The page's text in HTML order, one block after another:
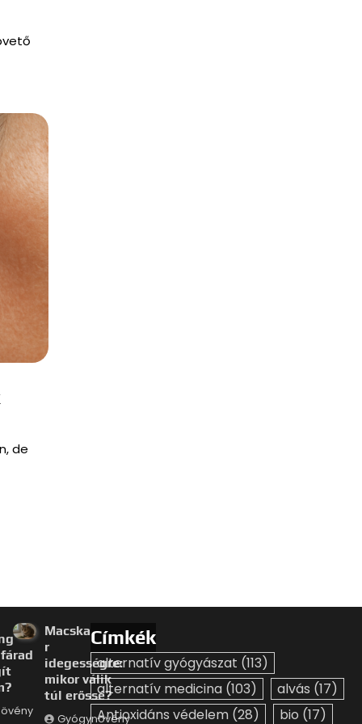
de
Macskagyöké
r
idegességre:
mikor válik
túl erőssé?
Gyógynövény
Címkék
alternatív gyógyászat (113)
alternatív medicina (103) alvás (17)
Antioxidáns védelem (28) bio (17)